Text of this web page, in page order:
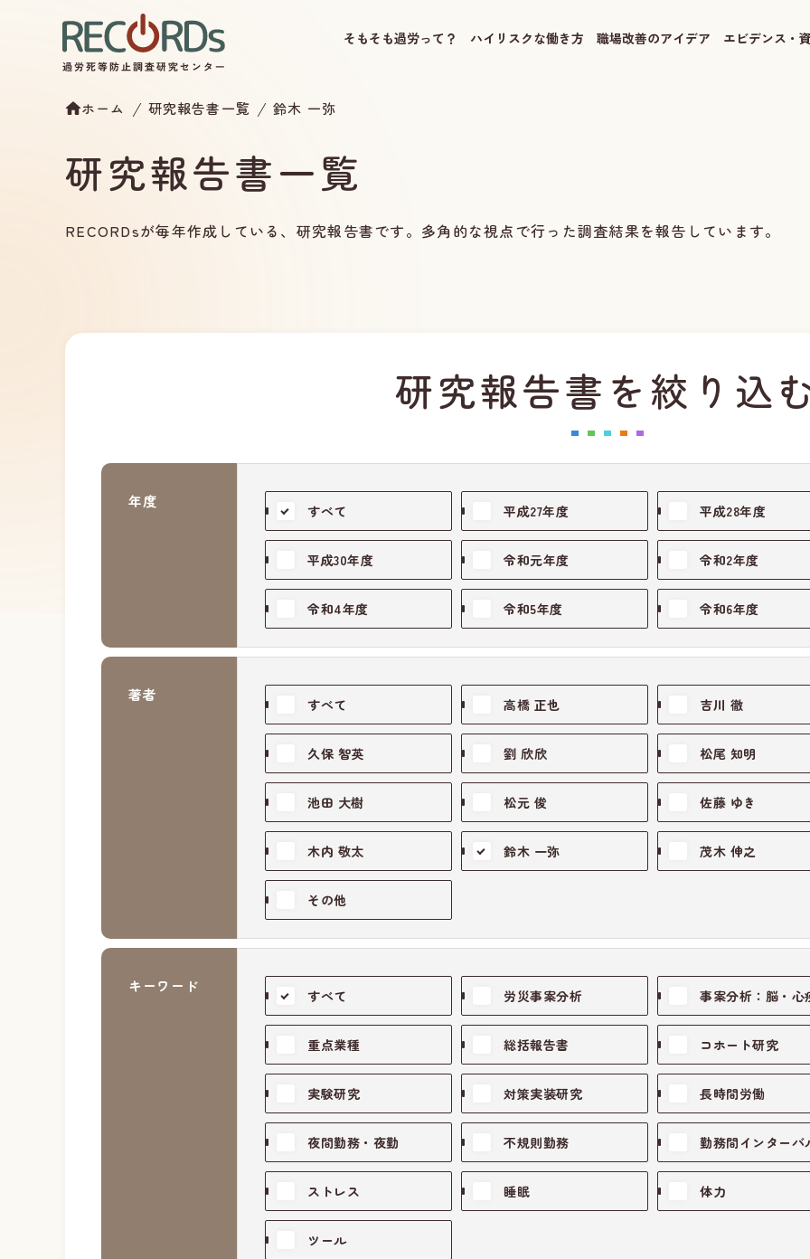
そもそも過労って？ ハイリスクな働き方 職場改善のアイデア エビデンス・
ホーム 研究報告書一覧 鈴木 一弥
研究報告書一覧
RECORDsが毎年作成している、研究報告書です。多角的な視点で行った調査結果を報告しています。
研究報告書を絞り込
年度
すべて 平成27年度 平成28年度
平成30年度 令和元年度 令和2年度
令和4年度 令和5年度 令和6年度
著者
すべて 高橋 正也 吉川 徹
久保 智英 劉 欣欣 松尾 知明
池田 大樹 松元 俊 佐藤 ゆき
木内 敬太 鈴木 一弥 茂木 伸之
その他
キーワード
すべて 労災事案分析 事案分析：脳・心
重点業種 総括報告書 コホート研究
実験研究 対策実装研究 長時間労働
夜間勤務・夜勤 不規則勤務 勤務間インターバ
ストレス 睡眠 体力
ツール